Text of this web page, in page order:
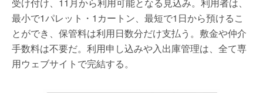
最小で1パレット・1カートン、最短で1日から預けるこ
とができ、保管料は利用日数分だけ支払う。敷金や仲介
手数料は不要だ。利用申し込みや入出庫管理は、全て専
用ウェブサイトで完結する。